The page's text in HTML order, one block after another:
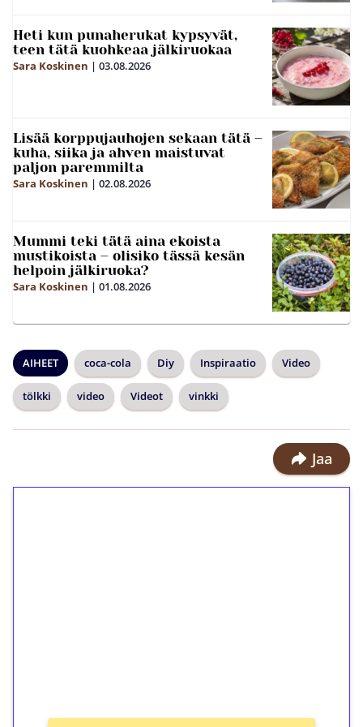
Heti kun punaherukat kypsyvät,
teen tätä kuohkeaa jälkiruokaa
Sara Koskinen | 03.08.2026
Lisää korppujauhojen sekaan tätä –
kuha, siika ja ahven maistuvat
paljon paremmilta
Sara Koskinen | 02.08.2026
Mummi teki tätä aina ekoista
mustikoista – olisiko tässä kesän
helpoin jälkiruoka?
Sara Koskinen | 01.08.2026
AIHEET coca-cola Diy Inspiraatio Video
tölkki video Videot vinkki
Jaa